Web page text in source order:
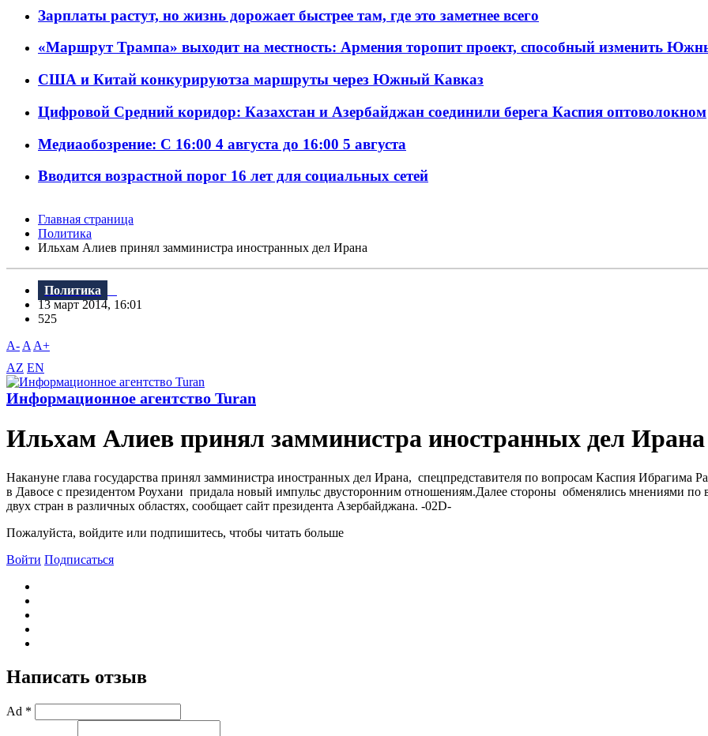
Зарплаты растут, но жизнь дорожает быстрее там, где это заметнее всего
«Маршрут Трампа» выходит на местность: Армения торопит проект, способный изменить
США и Китай конкурируютза маршруты через Южный Кавказ
Цифровой Средний коридор: Казахстан и Азербайджан соединили берега Каспия оптоволокном
Медиаобозрение: С 16:00 4 августа до 16:00 5 августа
Вводится возрастной порог 16 лет для социальных сетей
Главная страница
Политика
Ильхам Алиев принял замминистра иностранных дел Ирана
Политика
13 март 2014, 16:01
525
A- A A+
AZ EN
Информационное агентство Turan
Ильхам Алиев принял замминистра иностранных дел Ирана
Накануне глава государства принял замминистра иностранных дел Ирана, спецпредставителя по вопросам Каспия Ибрагима
в Давосе с президентом Роухани придала новый импульс двусторонним отношениям.Далее стороны обменялись мнениями по
двух стран в различных областях, сообщает сайт президента Азербайджана. -02D-
Пожалуйста, войдите или подпишитесь, чтобы читать больше
Войти Подписаться
Написать отзыв
Ad *